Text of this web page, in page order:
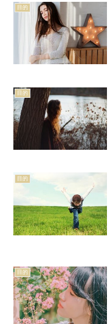
目的
目的
目的
目的